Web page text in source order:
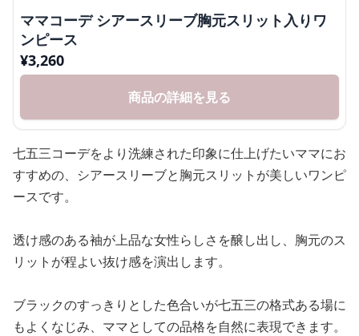
ママコーデ シアースリーブ胸元スリット入りワ
ンピース
¥3,260
商品の詳細を見る
七五三コーデをより洗練された印象に仕上げたいママにお
すすめの、シアースリーブと胸元スリットが美しいワンピ
ースです。
透け感のある袖が上品な女性らしさを醸し出し、胸元のス
リットが程よい抜け感を演出します。
ブラックのすっきりとした色合いが七五三の格式ある場に
もよくなじみ、ママとしての品格を自然に表現できます。